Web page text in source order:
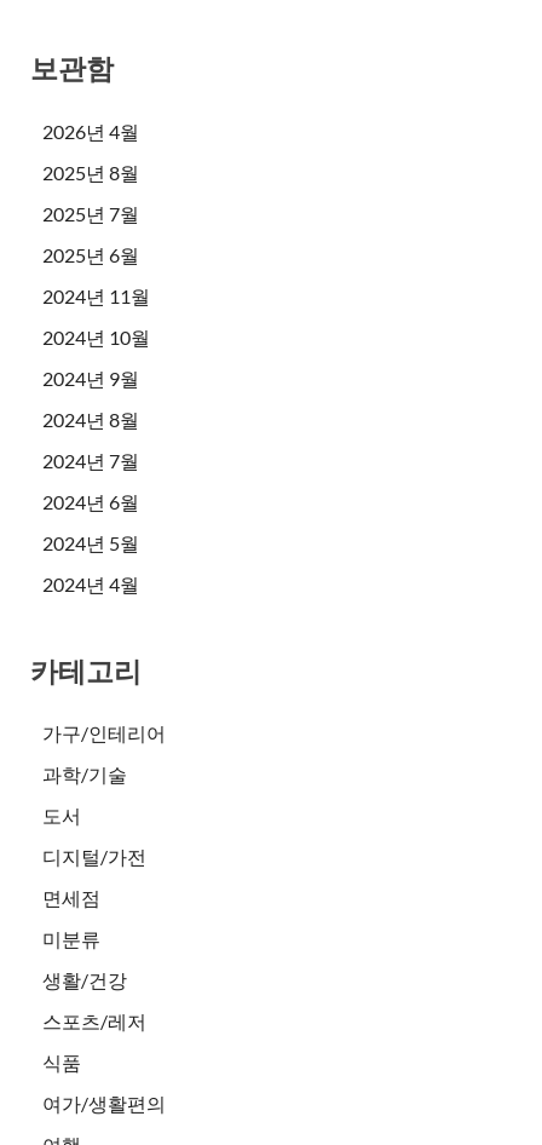
보관함
2026년 4월
2025년 8월
2025년 7월
2025년 6월
2024년 11월
2024년 10월
2024년 9월
2024년 8월
2024년 7월
2024년 6월
2024년 5월
2024년 4월
카테고리
가구/인테리어
과학/기술
도서
디지털/가전
면세점
미분류
생활/건강
스포츠/레저
식품
여가/생활편의